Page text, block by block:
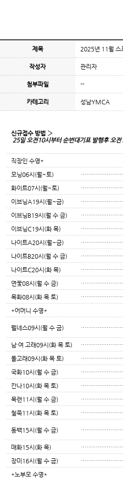
제목 2025년 11월 스
작성자 관리자
첨부파일 --
카테고리 성남YMCA
신규접수 방법 ›
25일 오전10시부터 순번대기표 발행후 오
직장인 수영*
모닝06시(월~토)
화이트07시(월~토)
이브닝A19시(월~금)
이브닝B19시(월 수 금)
이브닝C19시(화 목)
나이트A20시(월~금)
나이트B20시(월 수 금)
나이트C20시(화 목)
연꽃08시(월 수 금)
목화08시(화 목 토)
*어머니 수영*
웰네스09시(월 수 금)
남·여 고래09시(화 목 토)
돌고래09시(화 목 토)
국화10시(월 수 금)
칸나10시(화 목 토)
목련11시(월 수 금)
철쭉11시(화 목 토)
동백15시(월 수 금)
매화15시(화 목)
장미16시(월 수 금)
*노부모 수영*